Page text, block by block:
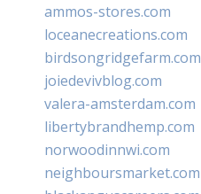
ammos-stores.com
loceanecreations.com
birdsongridgefarm.com
joiedevivblog.com
valera-amsterdam.com
libertybrandhemp.com
norwoodinnwi.com
neighboursmarket.com